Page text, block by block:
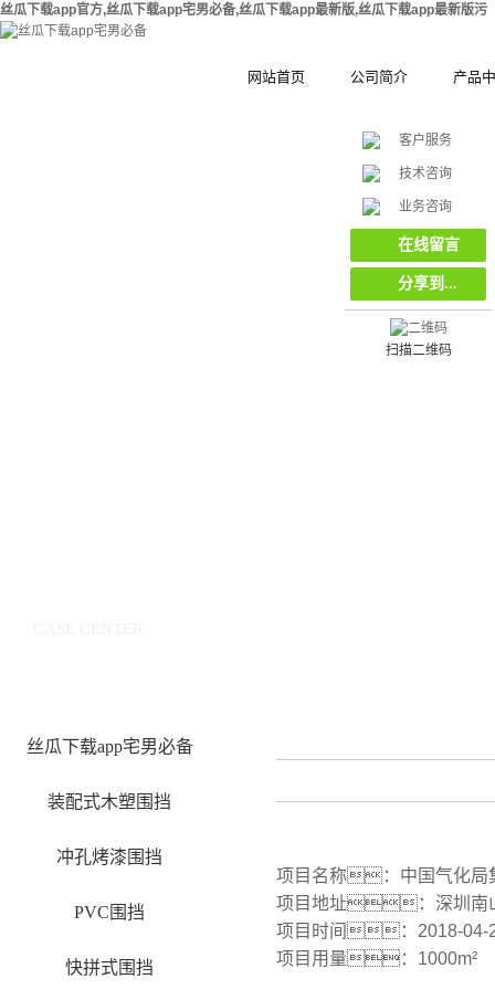
丝瓜下载app官方,丝瓜下载app宅男必备,丝瓜下载app最新版,丝瓜下载app最新版污
网站首页 公司简介
合作伙伴
产品
木塑拼
集装箱
工地工
环保复
丝瓜下载app宅男必备
装配式木塑围挡
冲孔烤漆围挡
PVC围挡
快拼式围挡
项目名称：中国气化局
项目地址：深圳南
项目时间：2018-04-
项目用量：1000m²
客户服务
技术咨询
业务咨询
在线留言
分享到...
扫描二维码